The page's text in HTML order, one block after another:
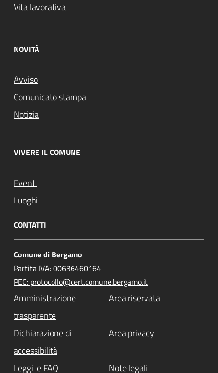
Vita lavorativa
NOVITÀ
Avviso
Comunicato stampa
Notizia
VIVERE IL COMUNE
Eventi
Luoghi
CONTATTI
Comune di Bergamo
Partita IVA: 00636460164
PEC: protocollo@cert.comune.bergamo.it
Amministrazione
trasparente
Area riservata
Dichiarazione di
accessibilità
Area privacy
Leggi le FAQ Note legali